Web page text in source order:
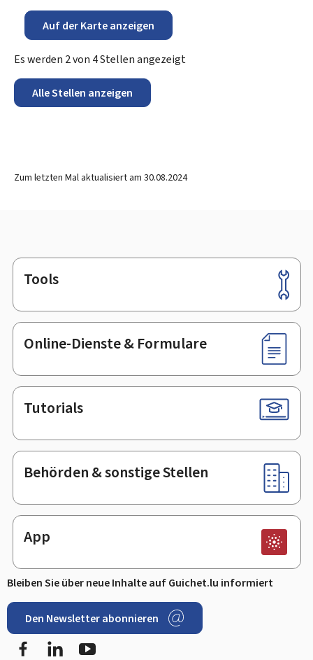
Auf der Karte anzeigen
Es werden 2von 4Stellen angezeigt
Alle Stellen anzeigen
Zum letzten Mal aktualisiert am 30.08.2024
Footer
Tools
Online-Dienste & Formulare
Tutorials
Behörden & sonstige Stellen
App
Bleiben Sie über neue Inhalte auf Guichet.lu informiert
Den Newsletter abonnieren
FacebookLinkedIn